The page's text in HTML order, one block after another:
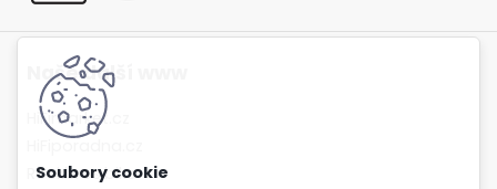
Naše další www
HiFimarket.cz
Rockbros.bike